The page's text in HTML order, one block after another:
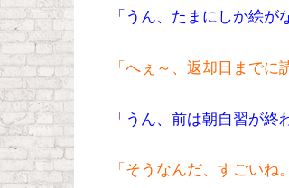
「うん、たまにしか絵が
「へぇ～、返却日までに
「うん、前は朝自習が
「そうなんだ、すごい